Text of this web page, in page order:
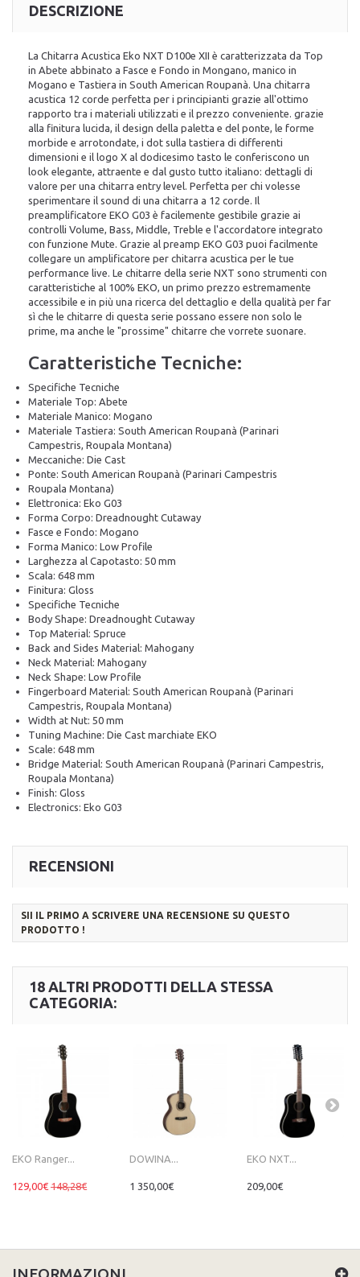
DESCRIZIONE
La Chitarra Acustica Eko NXT D100e XII è caratterizzata da Top
in Abete abbinato a Fasce e Fondo in Mongano, manico in
Mogano e Tastiera in South American Roupanà. Una chitarra
acustica 12 corde perfetta per i principianti grazie all'ottimo
rapporto tra i materiali utilizzati e il prezzo conveniente. grazie
alla finitura lucida, il design della paletta e del ponte, le forme
morbide e arrotondate, i dot sulla tastiera di differenti
dimensioni e il logo X al dodicesimo tasto le conferiscono un
look elegante, attraente e dal gusto tutto italiano: dettagli di
valore per una chitarra entry level. Perfetta per chi volesse
sperimentare il sound di una chitarra a 12 corde. Il
preamplificatore EKO G03 è facilemente gestibile grazie ai
controlli Volume, Bass, Middle, Treble e l'accordatore integrato
con funzione Mute. Grazie al preamp EKO G03 puoi facilmente
collegare un amplificatore per chitarra acustica per le tue
performance live. Le chitarre della serie NXT sono strumenti con
caratteristiche al 100% EKO, un primo prezzo estremamente
accessibile e in più una ricerca del dettaglio e della qualità per far
sì che le chitarre di questa serie possano essere non solo le
prime, ma anche le "prossime" chitarre che vorrete suonare.
Caratteristiche Tecniche:
Specifiche Tecniche
Materiale Top: Abete
Materiale Manico: Mogano
Materiale Tastiera: South American Roupanà (Parinari
Campestris, Roupala Montana)
Meccaniche: Die Cast
Ponte: South American Roupanà (Parinari Campestris
Roupala Montana)
Elettronica: Eko G03
Forma Corpo: Dreadnought Cutaway
Fasce e Fondo: Mogano
Forma Manico: Low Profile
Larghezza al Capotasto: 50 mm
Scala: 648 mm
Finitura: Gloss
Specifiche Tecniche
Body Shape: Dreadnought Cutaway
Top Material: Spruce
Back and Sides Material: Mahogany
Neck Material: Mahogany
Neck Shape: Low Profile
Fingerboard Material: South American Roupanà (Parinari
Campestris, Roupala Montana)
Width at Nut: 50 mm
Tuning Machine: Die Cast marchiate EKO
Scale: 648 mm
Bridge Material: South American Roupanà (Parinari Campestris,
Roupala Montana)
Finish: Gloss
Electronics: Eko G03
RECENSIONI
SII IL PRIMO A SCRIVERE UNA RECENSIONE SU QUESTO
PRODOTTO !
18 ALTRI PRODOTTI DELLA STESSA
CATEGORIA:
EKO Ranger...
129,00€ 148,28€
DOWINA...
1 350,00€
EKO NXT...
209,00€